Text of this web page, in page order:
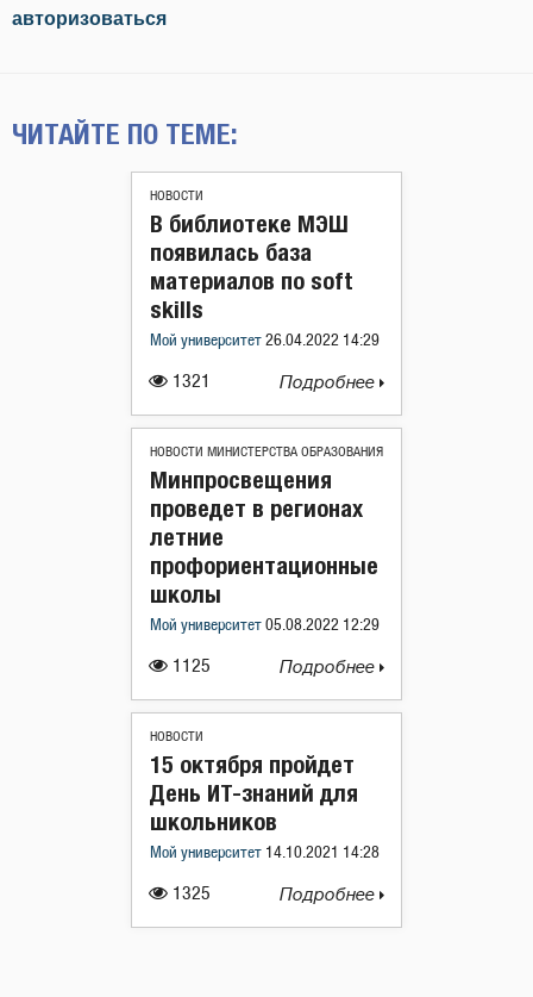
авторизоваться
ЧИТАЙТЕ ПО ТЕМЕ:
НОВОСТИ
1321
В библиотеке МЭШ
появилась база
материалов по soft
skills
Мой университет 26.04.2022 14:29
Подробнее
НОВОСТИ МИНИСТЕРСТВА ОБРАЗОВАНИЯ
1125
Минпросвещения
проведет в регионах
летние
профориентационные
школы
Мой университет 05.08.2022 12:29
Подробнее
НОВОСТИ
1325
15 октября пройдет
День ИТ-знаний для
школьников
Мой университет 14.10.2021 14:28
Подробнее